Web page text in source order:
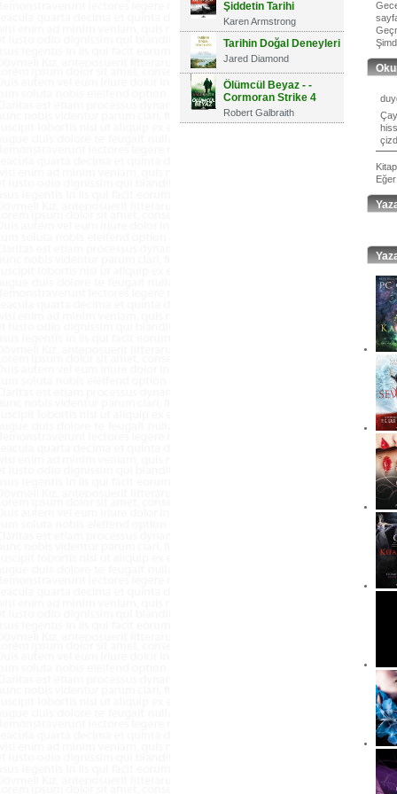
Şiddetin Tarihi
Karen Armstrong
Tarihin Doğal Deneyleri
Jared Diamond
Ölümcül Beyaz - -
Cormoran Strike 4
Robert Galbraith